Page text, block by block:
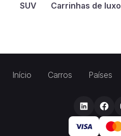
SUV Carrinhas de luxo
Início Carros Países